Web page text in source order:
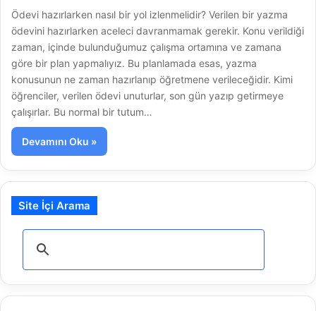
Ödevi hazırlarken nasıl bir yol izlenmelidir? Verilen bir yazma
ödevini hazırlarken aceleci davranmamak gerekir. Konu verildiği
zaman, içinde bulunduğumuz çalışma ortamına ve zamana
göre bir plan yapmalıyız. Bu planlamada esas, yazma
konusunun ne zaman hazırlanıp öğretmene verileceğidir. Kimi
öğrenciler, verilen ödevi unuturlar, son gün yazıp getirmeye
çalışırlar. Bu normal bir tutum…
Devamını Oku »
Site İçi Arama